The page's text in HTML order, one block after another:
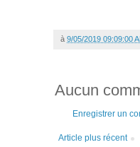
à 9/05/2019 09:09:00
Aucun
Enregistrer un
Article plus récent